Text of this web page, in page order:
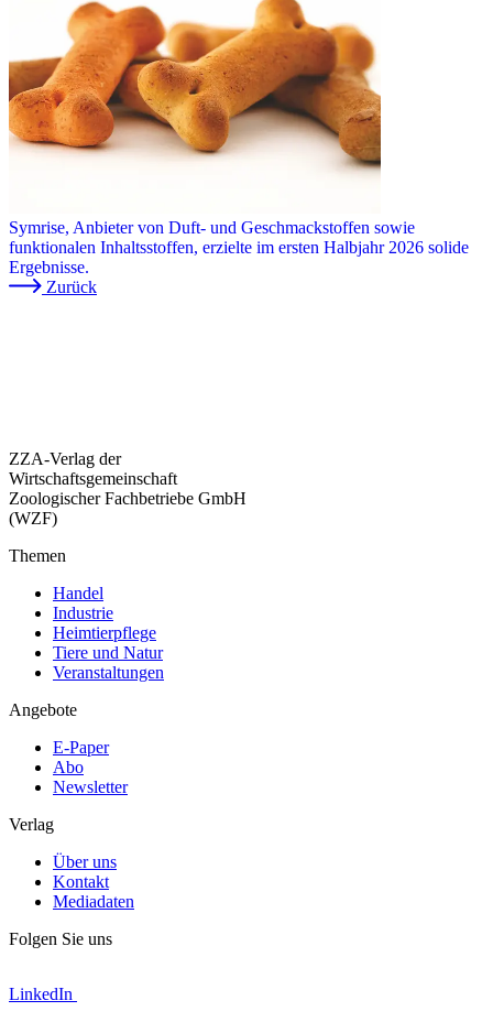
Symrise, Anbieter von Duft- und Geschmackstoffen sowie
funktionalen Inhaltsstoffen, erzielte im ersten Halbjahr 2026 solide
Ergebnisse.
Zurück
ZZA-Verlag der
Wirtschaftsgemeinschaft
Zoologischer Fachbetriebe GmbH
(WZF)
Themen
Handel
Industrie
Heimtierpflege
Tiere und Natur
Veranstaltungen
Angebote
E-Paper
Abo
Newsletter
Verlag
Über uns
Kontakt
Mediadaten
Folgen Sie uns
LinkedIn